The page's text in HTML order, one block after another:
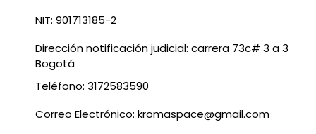
NIT: 901713185-2
Dirección notificación judicial: carrera 73c# 3 a 3
Bogotá
Teléfono: 3172583590
Correo Electrónico: kromaspace@gmail.com